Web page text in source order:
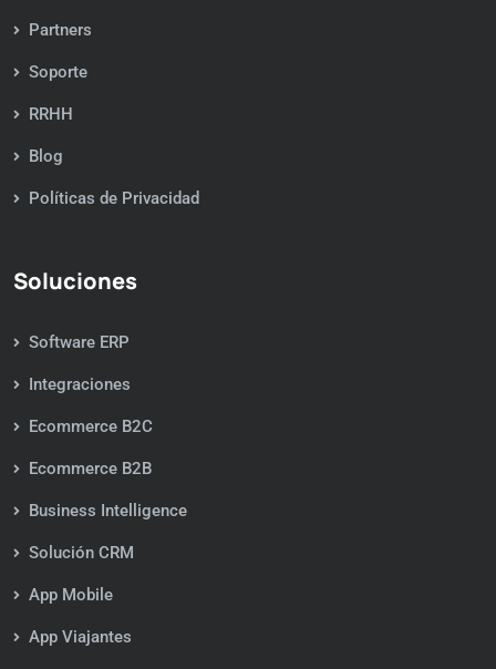
Partners
Soporte
RRHH
Blog
Políticas de Privacidad
Soluciones
Software ERP
Integraciones
Ecommerce B2C
Ecommerce B2B
Business Intelligence
Solución CRM
App Mobile
App Viajantes